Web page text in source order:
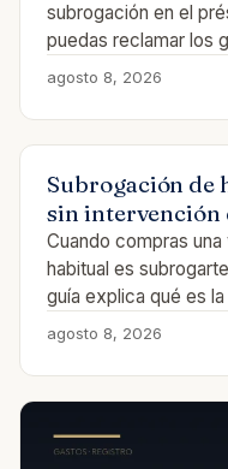
subrogación en el
puedas reclamar los
agosto 8, 2026
Subrogación de
sin intervención
Cuando compras
habitual es
guía explica qué es
agosto 8, 2026